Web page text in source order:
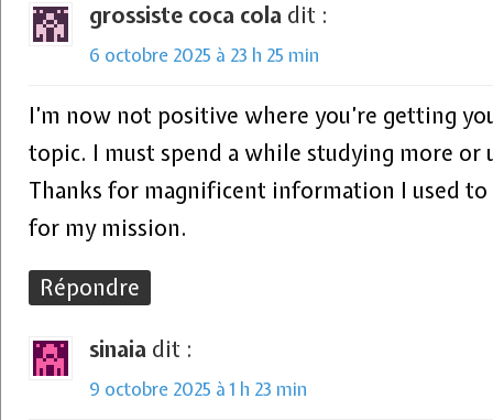
grossiste coca cola dit :
6 octobre 2025 à 23 h 25 min
I’m now not positive where you’re getting
topic. I must spend a while studying more or
Thanks for magnificent information I used
for my mission.
Répondre
sinaia dit :
9 octobre 2025 à 1 h 23 min